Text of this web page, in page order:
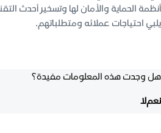
أنظمة الحماية والأمان لها وتسخير أحدث
يلبي احتياجات عملائه ومتطلباتهم.
هل وجدت هذه المعلومات مفيدة؟
نعملا